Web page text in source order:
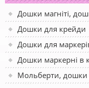
Дошки магніті,
Дошки для крейди
Дошки для
Дошки маркерні в
Мольберти,